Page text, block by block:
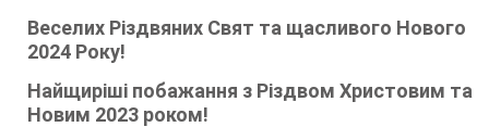
Веселих Різдвяних Свят та щасливого Нового
2024 Року!
Найщиріші побажання з Різдвом Христовим та
Новим 2023 роком!